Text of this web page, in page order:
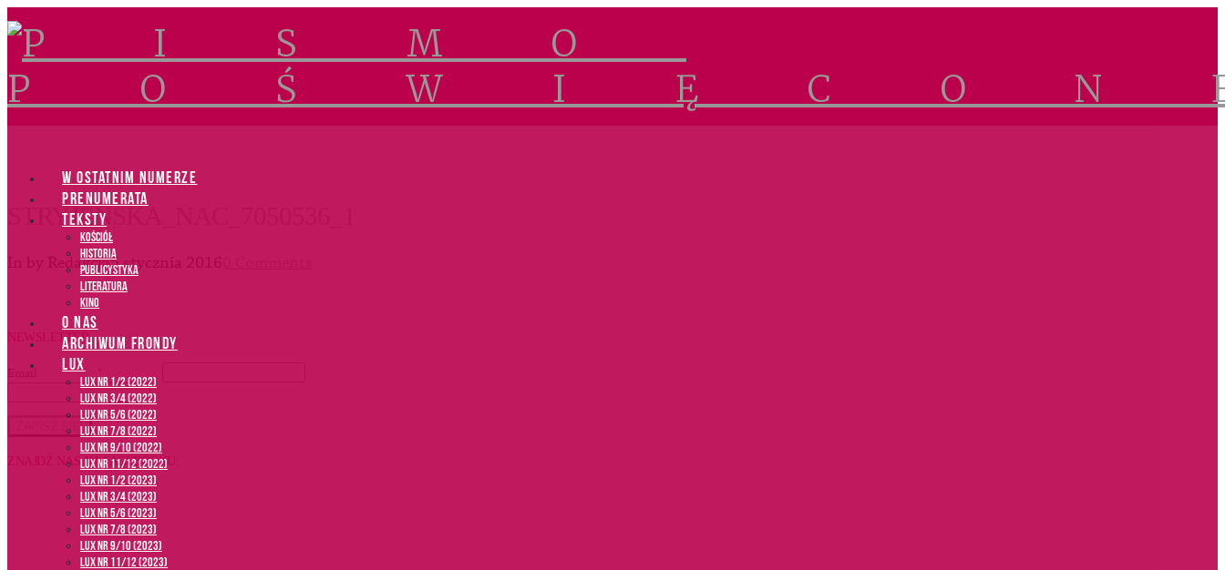
W OSTATNIM NUMERZE
PRENUMERATA
TEKSTY
Kościół
Historia
Publicystyka
Literatura
Kino
O NAS
ARCHIWUM FRONDY
LUX
LUX NR 1/2 (2022)
LUX NR 3/4 (2022)
LUX NR 5/6 (2022)
LUX NR 7/8 (2022)
LUX nr 9/10 (2022)
LUX NR 11/12 (2022)
LUX NR 1/2 (2023)
LUX NR 3/4 (2023)
LUX NR 5/6 (2023)
LUX NR 7/8 (2023)
LUX NR 9/10 (2023)
LUX NR 11/12 (2023)
STRYJENSKA_NAC_7050536_1
In by Redakcja5 stycznia 2016
NEWSLETTER
Email*
ZNAJDŹ NAS NA FACEBOOKU: